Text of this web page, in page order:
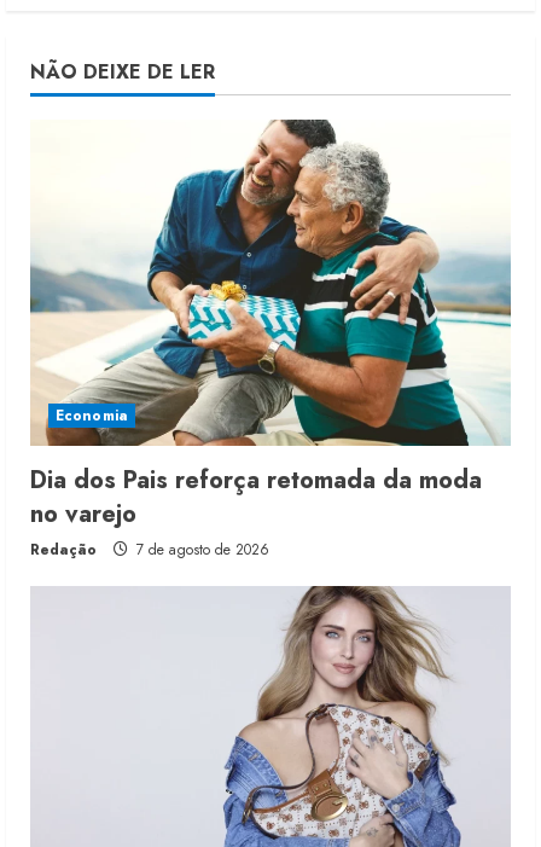
NÃO DEIXE DE LER
Economia
Dia dos Pais reforça retomada da moda
no varejo
Redação 7 de agosto de 2026